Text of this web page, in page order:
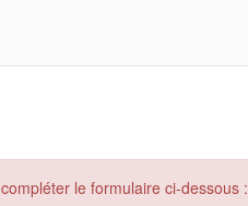
le formulaire ci-dessous :